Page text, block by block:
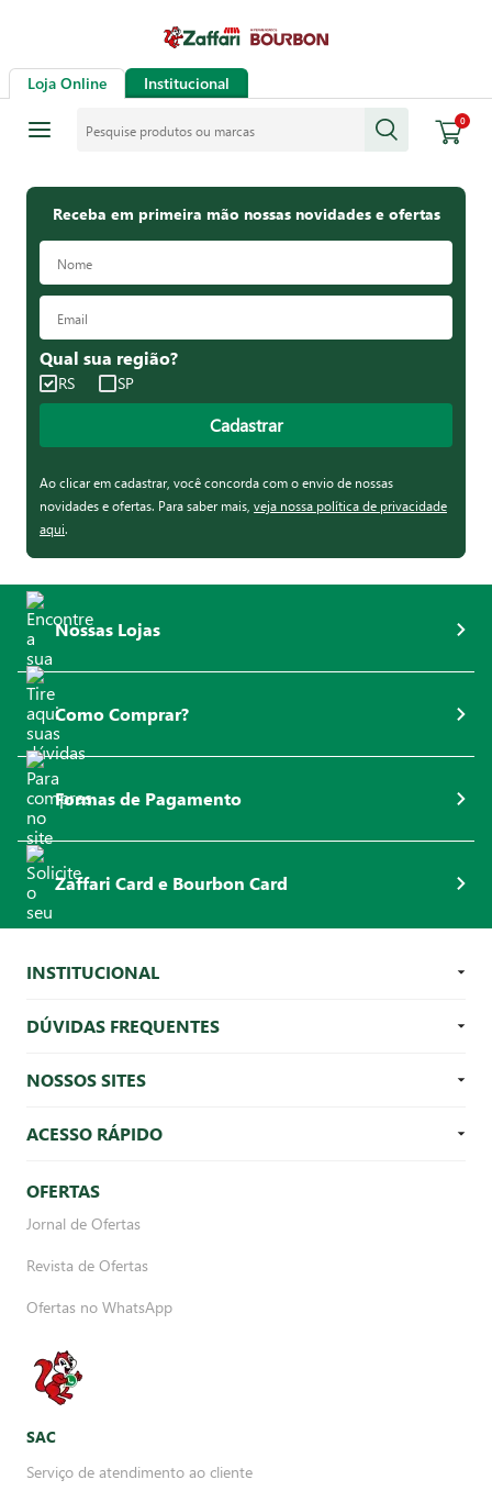
Loja Online Institucional
0
Receba em primeira mão nossas novidades e ofertas
Qual sua região?
RS SP
Cadastrar
Ao clicar em cadastrar, você concorda com o envio de nossas
novidades e ofertas. Para saber mais, veja nossa política de privacidade
aqui.
Nossas Lojas
Como Comprar?
Formas de Pagamento
Zaffari Card e Bourbon Card
INSTITUCIONAL
DÚVIDAS FREQUENTES
NOSSOS SITES
ACESSO RÁPIDO
OFERTAS
Jornal de Ofertas
Revista de Ofertas
Ofertas no WhatsApp
SAC
Serviço de atendimento ao cliente